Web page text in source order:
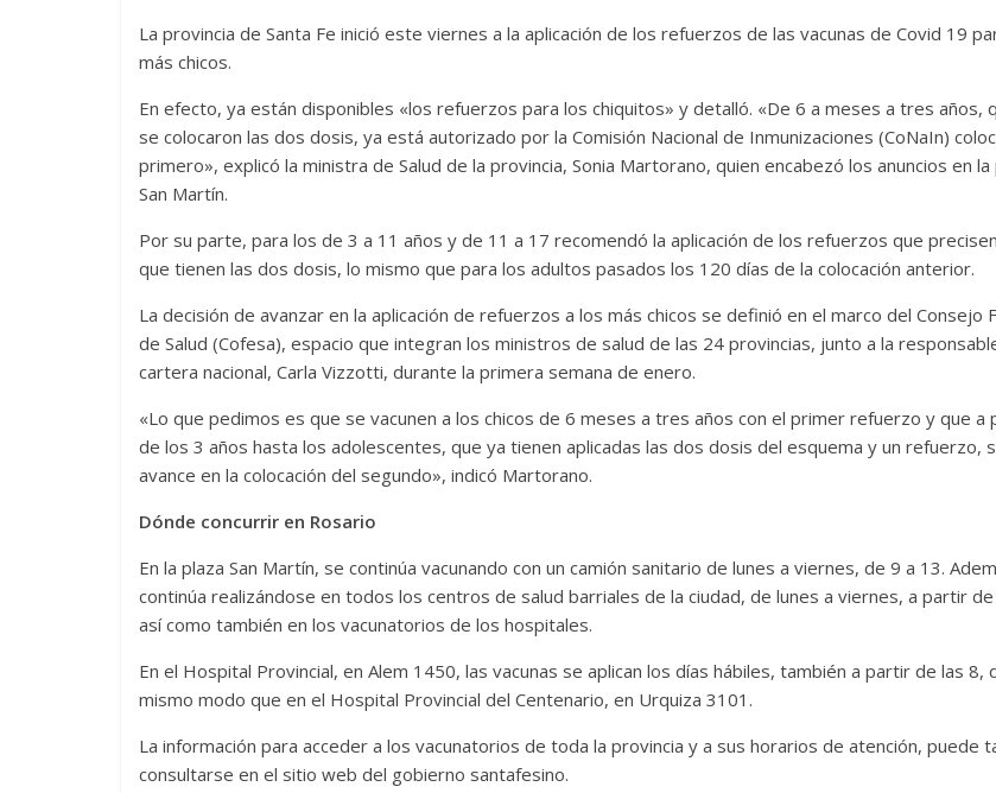
La provincia de Santa Fe inició este viernes a la aplicación de los refuerzos de las vacunas de Covid 19
más chicos.
En efecto, ya están disponibles «los refuerzos para los chiquitos» y detalló. «De 6 a meses a tres años,
se colocaron las dos dosis, ya está autorizado por la Comisión Nacional de Inmunizaciones (CoNaIn)
primero», explicó la ministra de Salud de la provincia, Sonia Martorano, quien encabezó los anuncios en la
San Martín.
Por su parte, para los de 3 a 11 años y de 11 a 17 recomendó la aplicación de los refuerzos que
que tienen las dos dosis, lo mismo que para los adultos pasados los 120 días de la colocación anterior.
La decisión de avanzar en la aplicación de refuerzos a los más chicos se definió en el marco del Consejo
de Salud (Cofesa), espacio que integran los ministros de salud de las 24 provincias, junto a la
cartera nacional, Carla Vizzotti, durante la primera semana de enero.
«Lo que pedimos es que se vacunen a los chicos de 6 meses a tres años con el primer refuerzo y que a
de los 3 años hasta los adolescentes, que ya tienen aplicadas las dos dosis del esquema y un refuerzo,
avance en la colocación del segundo», indicó Martorano.
Dónde concurrir en Rosario
En la plaza San Martín, se continúa vacunando con un camión sanitario de lunes a viernes, de 9 a 13.
continúa realizándose en todos los centros de salud barriales de la ciudad, de lunes a viernes, a partir de
así como también en los vacunatorios de los hospitales.
En el Hospital Provincial, en Alem 1450, las vacunas se aplican los días hábiles, también a partir de las 8,
mismo modo que en el Hospital Provincial del Centenario, en Urquiza 3101.
La información para acceder a los vacunatorios de toda la provincia y a sus horarios de atención, puede
consultarse en el sitio web del gobierno santafesino.